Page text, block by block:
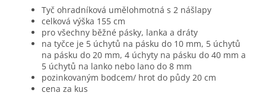
Tyč ohradníková umělohmotná s 2 nášlapy
celková výška 155 cm
pro všechny běžné pásky, lanka a dráty
na tyčce je 5 úchytů na pásku do 10 mm, 5 úchytů
na pásku do 20 mm, 4 úchyty na pásku do 40 mm a
5 úchytů na lanko nebo lano do 8 mm
pozinkovaným bodcem/ hrot do půdy 20 cm
cena za kus